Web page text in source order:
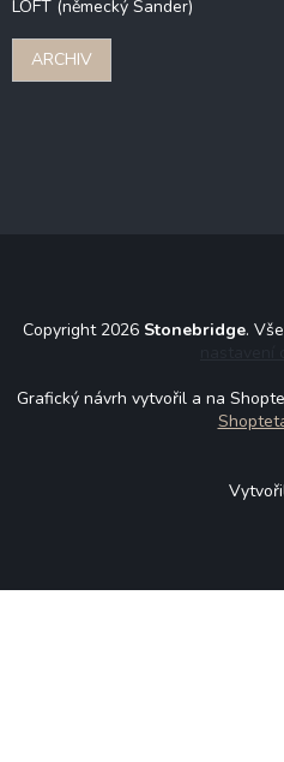
LOFT (německý Sander)
ARCHIV
Copyright 2026 Stonebridge.
Grafický návrh vytvořil a na